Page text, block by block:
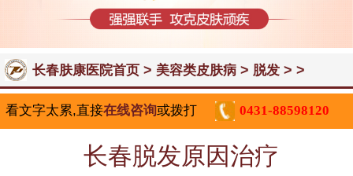
长春肤康医院首页> 美容类皮肤病> 脱发> >
看文字太累,直接在线咨询或拨打 0431-88598120
长春脱发原因治疗